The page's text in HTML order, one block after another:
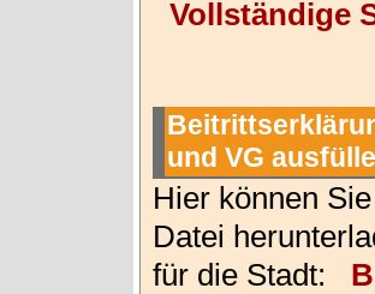
Vollständige
und VG
Hier können
Datei
für die Stadt: